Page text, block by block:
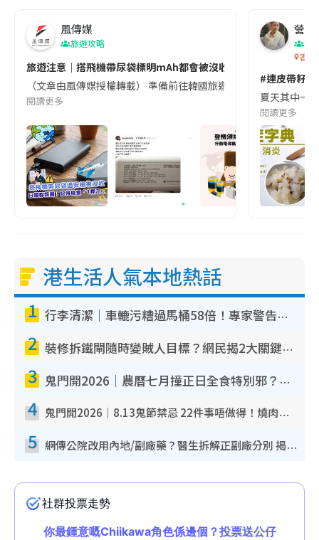
風傳媒
旅遊攻略
旅遊注意｜搭飛機帶尿袋標明mAh都會被沒收😱出發前切記檢查
（文章由風傳媒授權轉載） 準備前往韓國旅遊的民眾，近期要
閱讀更多
營養
香港
#連皮帶籽
夏天其中一
閱讀更多
港生活人氣本地熱話
1 行李清潔｜車轆污糟過馬桶58倍！專家警告忌用酒精抹 教1招免污手除菌
2 裝修拆鐵閘隨時變賊人目標？網民揭2大關鍵用途：裝新式等於白裝？附新舊鐵閘分別
3 鬼門開2026｜農曆七月撞正日全食特別邪？專家警告切忌做一事！揭4大禁忌+2招保平安
4 鬼門開2026｜8.13鬼節禁忌 22件事唔做得！燒肉、刺身要少食？半夜勿吹口哨/打呢個電話
5 網傳公院改用內地/副廠藥？醫生拆解正副廠分別 揭4類人換藥隨時出事